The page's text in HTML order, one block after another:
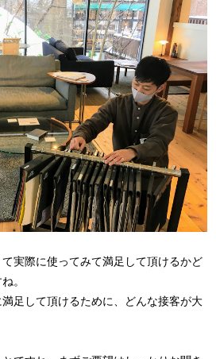
実際に使ってみて満足して頂けるかど
。
足して頂けるために、どんな接客が大